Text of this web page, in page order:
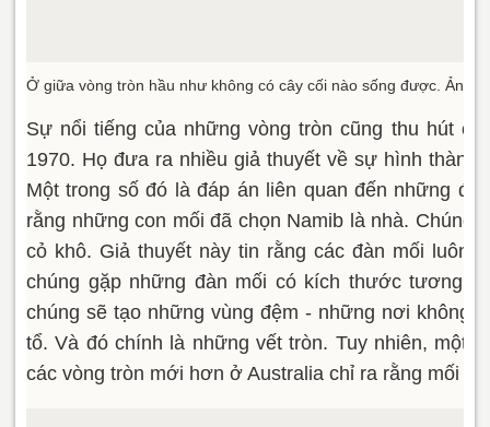
Ở giữa vòng tròn hầu như không có cây cối nào sống được. Ảnh:
Sự nổi tiếng của những vòng tròn cũng thu hút
1970. Họ đưa ra nhiều giả thuyết về sự hình thành
Một trong số đó là đáp án liên quan đến những
rằng những con mối đã chọn Namib là nhà. Chúng
cỏ khô. Giả thuyết này tin rằng các đàn mối luôn
chúng gặp những đàn mối có kích thước tương
chúng sẽ tạo những vùng đệm - những nơi không
tổ. Và đó chính là những vết tròn. Tuy nhiên, một
các vòng tròn mới hơn ở Australia chỉ ra rằng mối